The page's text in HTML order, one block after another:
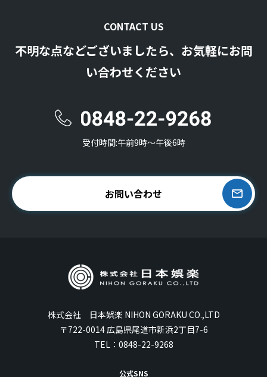
CONTACT US
不明な点などございましたら、お気軽にお問
い合わせください
受付時間:午前9時〜午後6時
お問い合わせ
株式会社 日本娯楽 NIHON GORAKU CO.,LTD
〒722-0014 広島県尾道市新浜2丁目7-6
TEL： 0848-22-9268
公式SNS